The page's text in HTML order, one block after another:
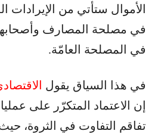
الأموال ستأتي من الإيرادات
في مصلحة المصارف
في المصلحة العامّة.
في هذا السياق يقول
إن الاعتماد المتكرّر على
تفاقم التفاوت في الثروة،